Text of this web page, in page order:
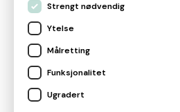
Gjør smarte
Strengt nødvendig
Ytelse
Målretting
Funksjonalitet
Ugradert